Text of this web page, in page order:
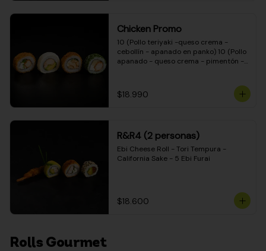
teriyaki - queso crema - cebollín -
envuelto en masa tempura) 10
(Pimentón - queso crema - cebollín -
envuelto en masa tempura)
Chicken Promo
10 (Pollo teriyaki -queso crema -
cebollín - apanado en panko) 10 (Pollo
apanado - queso crema - pimentón -
ciboulette) 10 (Pollo teriyaki - palta -
envuelto en queso crema)
$18.990
R&R4 (2 personas)
Ebi Cheese Roll - Tori Tempura -
California Sake - 5 Ebi Furai
$18.600
Rolls Gourmet